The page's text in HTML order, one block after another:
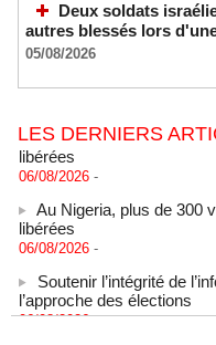
Deux soldats
autres blessés lors
05/08/2026
LES DERNIERS
Cédéao : le PAPS veut
06/08/2026 -
06/08/2026 -
libérées
06/08/2026
libérées
06/08/2026
l’approche des élections
06/08/2026 -